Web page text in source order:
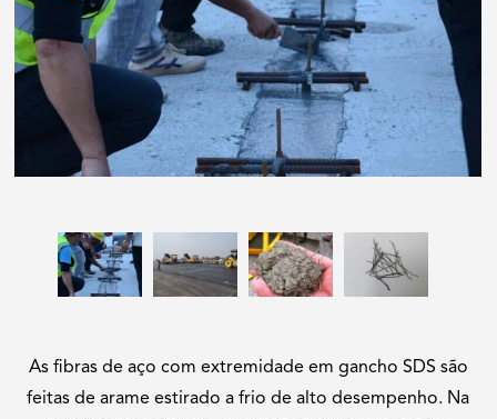
As fibras de aço com extremidade em gancho SDS são
feitas de arame estirado a frio de alto desempenho. Na